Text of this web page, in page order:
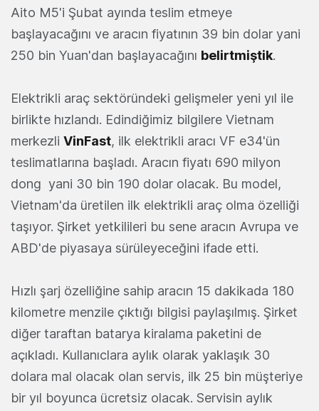
Aito M5'i Şubat ayında teslim etmeye
başlayacağını ve aracın fiyatının 39 bin dolar yani
250 bin Yuan'dan başlayacağını belirtmiştik.
Elektrikli araç sektöründeki gelişmeler yeni yıl ile
birlikte hızlandı. Edindiğimiz bilgilere Vietnam
merkezli VinFast, ilk elektrikli aracı VF e34'ün
teslimatlarına başladı. Aracın fiyatı 690 milyon
dong yani 30 bin 190 dolar olacak. Bu model,
Vietnam'da üretilen ilk elektrikli araç olma özelliği
taşıyor. Şirket yetkilileri bu sene aracın Avrupa ve
ABD'de piyasaya sürüleyeceğini ifade etti.
Hızlı şarj özelliğine sahip aracın 15 dakikada 180
kilometre menzile çıktığı bilgisi paylaşılmış. Şirket
diğer taraftan batarya kiralama paketini de
açıkladı. Kullanıclara aylık olarak yaklaşık 30
dolara mal olacak olan servis, ilk 25 bin müşteriye
bir yıl boyunca ücretsiz olacak. Servisin aylık